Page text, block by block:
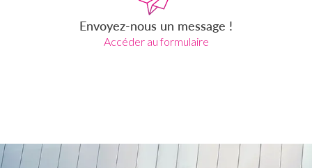
Envoyez-nous un message !
Accéder au formulaire